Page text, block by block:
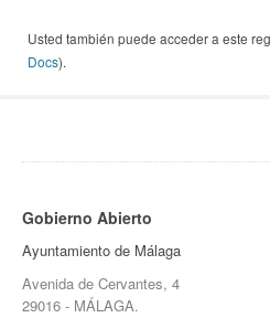
Usted también puede acceder a este
Docs).
Gobierno Abierto
Ayuntamiento de Málaga
Avenida de Cervantes, 4
29016 - MÁLAGA.